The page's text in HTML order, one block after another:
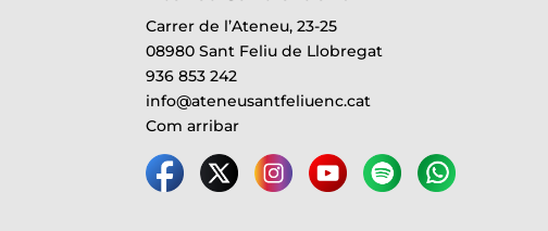
Carrer de l’Ateneu, 23-25
08980 Sant Feliu de Llobregat
936 853 242
info@ateneusantfeliuenc.cat
Com arribar